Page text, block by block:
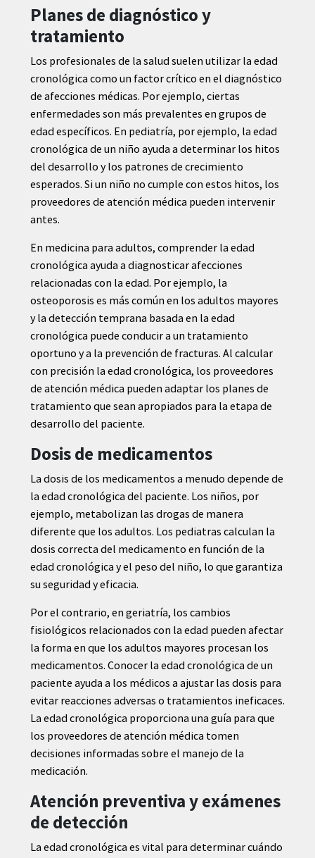
Planes de diagnóstico y
tratamiento
Los profesionales de la salud suelen utilizar la edad
cronológica como un factor crítico en el diagnóstico
de afecciones médicas. Por ejemplo, ciertas
enfermedades son más prevalentes en grupos de
edad específicos. En pediatría, por ejemplo, la edad
cronológica de un niño ayuda a determinar los hitos
del desarrollo y los patrones de crecimiento
esperados. Si un niño no cumple con estos hitos, los
proveedores de atención médica pueden intervenir
antes.
En medicina para adultos, comprender la edad
cronológica ayuda a diagnosticar afecciones
relacionadas con la edad. Por ejemplo, la
osteoporosis es más común en los adultos mayores
y la detección temprana basada en la edad
cronológica puede conducir a un tratamiento
oportuno y a la prevención de fracturas. Al calcular
con precisión la edad cronológica, los proveedores
de atención médica pueden adaptar los planes de
tratamiento que sean apropiados para la etapa de
desarrollo del paciente.
Dosis de medicamentos
La dosis de los medicamentos a menudo depende de
la edad cronológica del paciente. Los niños, por
ejemplo, metabolizan las drogas de manera
diferente que los adultos. Los pediatras calculan la
dosis correcta del medicamento en función de la
edad cronológica y el peso del niño, lo que garantiza
su seguridad y eficacia.
Por el contrario, en geriatría, los cambios
fisiológicos relacionados con la edad pueden afectar
la forma en que los adultos mayores procesan los
medicamentos. Conocer la edad cronológica de un
paciente ayuda a los médicos a ajustar las dosis para
evitar reacciones adversas o tratamientos ineficaces.
La edad cronológica proporciona una guía para que
los proveedores de atención médica tomen
decisiones informadas sobre el manejo de la
medicación.
Atención preventiva y exámenes
de detección
La edad cronológica es vital para determinar cuándo